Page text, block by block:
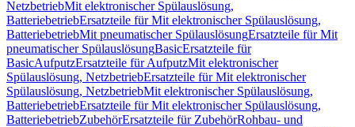
NetzbetriebMit elektronischer Spülauslösung,
BatteriebetriebErsatzteile für Mit elektronischer Spülauslösung,
BatteriebetriebMit pneumatischer SpülauslösungErsatzteile für Mit
pneumatischer SpülauslösungBasicErsatzteile für
BasicAufputzErsatzteile für AufputzMit elektronischer
Spülauslösung, NetzbetriebErsatzteile für Mit elektronischer
Spülauslösung, NetzbetriebMit elektronischer Spülauslösung,
BatteriebetriebErsatzteile für Mit elektronischer Spülauslösung,
BatteriebetriebZubehörErsatzteile für ZubehörRohbau- und